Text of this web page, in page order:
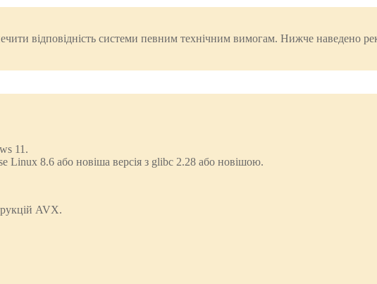
відповідність системи певним технічним вимогам. Нижче наведено
11.
Linux 8.6 або новіша версія з glibc 2.28 або новішою.
AVX.